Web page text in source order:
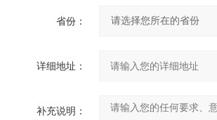
省份：
详细地址：
补充说明：